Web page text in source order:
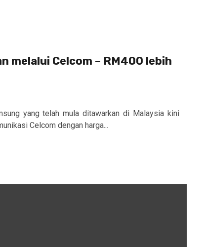
melalui Celcom – RM400 lebih
yang telah mula ditawarkan di Malaysia kini
Celcom dengan harga...